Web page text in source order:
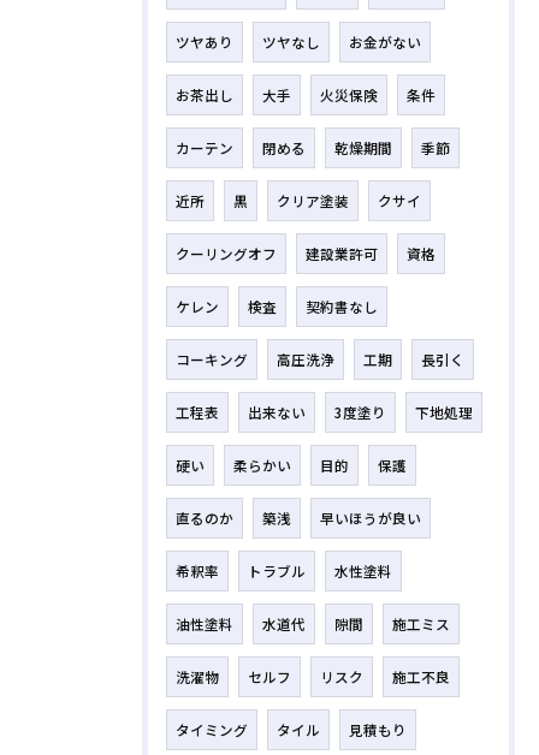
ツヤあり ツヤなし お金がない
お茶出し 大手 火災保険 条件
カーテン 閉める 乾燥期間 季節
近所 黒 クリア塗装 クサイ
クーリングオフ 建設業許可 資格
ケレン 検査 契約書なし
コーキング 高圧洗浄 工期 長引く
工程表 出来ない 3度塗り 下地処理
硬い 柔らかい 目的 保護
直るのか 築浅 早いほうが良い
希釈率 トラブル 水性塗料
油性塗料 水道代 隙間 施工ミス
洗濯物 セルフ リスク 施工不良
タイミング タイル 見積もり